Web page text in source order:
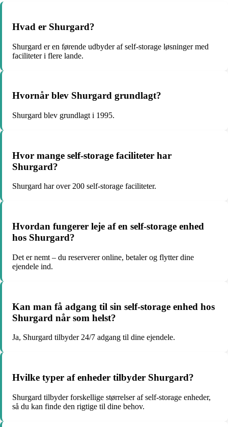
Hvad er Shurgard?
Shurgard er en førende udbyder af self-storage løsninger med
faciliteter i flere lande.
Hvornår blev Shurgard grundlagt?
Shurgard blev grundlagt i 1995.
Hvor mange self-storage faciliteter har
Shurgard?
Shurgard har over 200 self-storage faciliteter.
Hvordan fungerer leje af en self-storage enhed
hos Shurgard?
Det er nemt – du reserverer online, betaler og flytter dine
ejendele ind.
Kan man få adgang til sin self-storage enhed hos
Shurgard når som helst?
Ja, Shurgard tilbyder 24/7 adgang til dine ejendele.
Hvilke typer af enheder tilbyder Shurgard?
Shurgard tilbyder forskellige størrelser af self-storage enheder,
så du kan finde den rigtige til dine behov.